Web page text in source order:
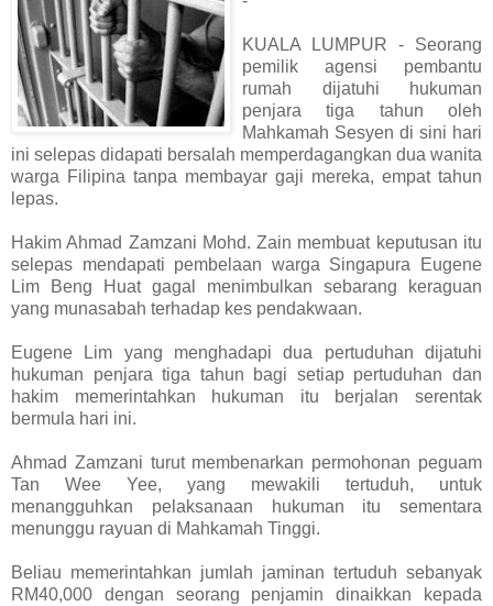
KUALA LUMPUR - Seorang
pemilik agensi pembantu
rumah dijatuhi hukuman
penjara tiga tahun oleh
Mahkamah Sesyen di sini hari
ini selepas didapati bersalah memperdagangkan dua wanita
warga Filipina tanpa membayar gaji mereka, empat tahun
lepas.
Hakim Ahmad Zamzani Mohd. Zain membuat keputusan itu
selepas mendapati pembelaan warga Singapura Eugene
Lim Beng Huat gagal menimbulkan sebarang keraguan
yang munasabah terhadap kes pendakwaan.
Eugene Lim yang menghadapi dua pertuduhan dijatuhi
hukuman penjara tiga tahun bagi setiap pertuduhan dan
hakim memerintahkan hukuman itu berjalan serentak
bermula hari ini.
Ahmad Zamzani turut membenarkan permohonan peguam
Tan Wee Yee, yang mewakili tertuduh, untuk
menangguhkan pelaksanaan hukuman itu sementara
menunggu rayuan di Mahkamah Tinggi.
Beliau memerintahkan jumlah jaminan tertuduh sebanyak
RM40,000 dengan seorang penjamin dinaikkan kepada